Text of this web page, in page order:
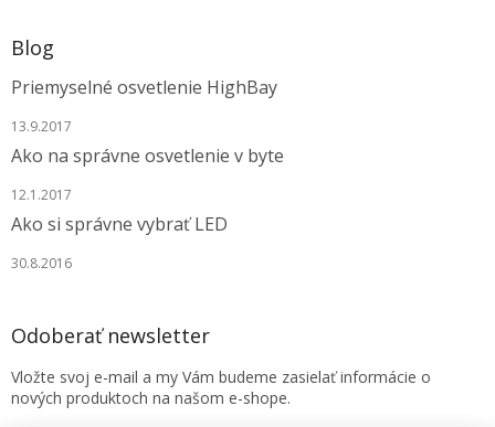
Blog
Priemyselné osvetlenie HighBay
13.9.2017
Ako na správne osvetlenie v byte
12.1.2017
Ako si správne vybrať LED
30.8.2016
Odoberať newsletter
Vložte svoj e-mail a my Vám budeme zasielať informácie o
nových produktoch na našom e-shope.